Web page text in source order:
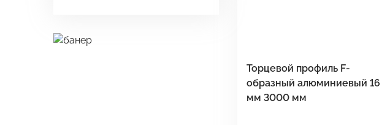
Торцевой профиль F-
образный алюминиевый 16
мм 3000 мм